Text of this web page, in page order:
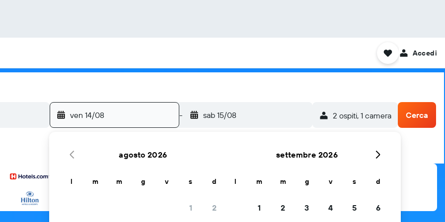
Accedi
ven 14/08 - sab 15/08 2 ospiti, 1 camera Cerca
agosto 2026
l m m g v s d
1 2
settembre 2026
l m m g v s d
1 2 3 4 5 6